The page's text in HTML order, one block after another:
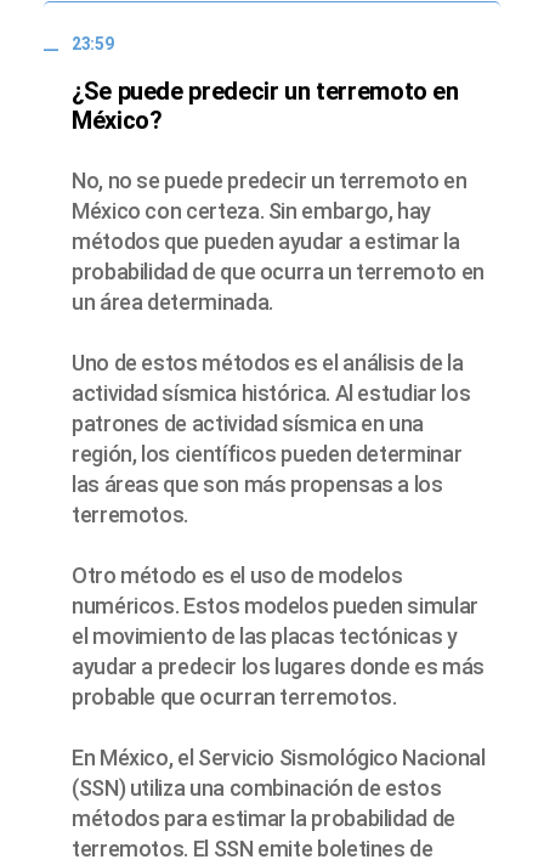
23:59
¿Se puede predecir un terremoto en
México?
No, no se puede predecir un terremoto en
México con certeza. Sin embargo, hay
métodos que pueden ayudar a estimar la
probabilidad de que ocurra un terremoto en
un área determinada.
Uno de estos métodos es el análisis de la
actividad sísmica histórica. Al estudiar los
patrones de actividad sísmica en una
región, los científicos pueden determinar
las áreas que son más propensas a los
terremotos.
Otro método es el uso de modelos
numéricos. Estos modelos pueden simular
el movimiento de las placas tectónicas y
ayudar a predecir los lugares donde es más
probable que ocurran terremotos.
En México, el Servicio Sismológico Nacional
(SSN) utiliza una combinación de estos
métodos para estimar la probabilidad de
terremotos. El SSN emite boletines de